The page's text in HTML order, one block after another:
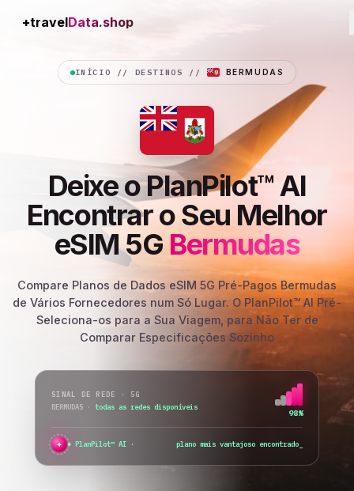
+travelConnection
INÍCIO // DESTINOS // BERMUDAS
Deixe o PlanPilot™ AI
Encontrar o Seu Melhor
eSIM 5G Bermudas
Compare Planos de Dados eSIM 5G Pré-Pagos Bermudas
de Vários Fornecedores num Só Lugar. O PlanPilot™ AI Pré-
Seleciona-os para a Sua Viagem, para Não Ter de
Comparar Especificações Sozinho
SINAL DE REDE · 5G
BERMUDAS · todas as redes disponíveis
98%
✦ ● PlanPilot™ AI · verifico a ativação imediata..